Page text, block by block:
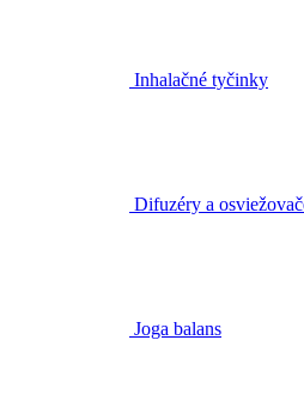
Inhalačné tyčinky
Difuzéry a
Joga balans